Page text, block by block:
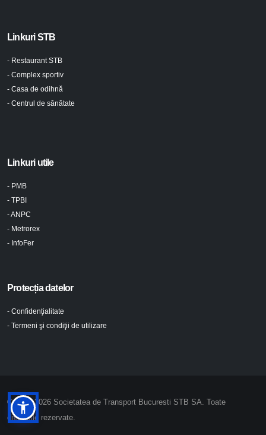
Linkuri STB
- Restaurant STB
- Complex sportiv
- Casa de odihnă
- Centrul de sănătate
Linkuri utile
- PMB
- TPBI
- ANPC
- Metrorex
- InfoFer
Protecția datelor
- Confidenţialitate
- Termeni şi condiţii de utilizare
© 2024-2026 Societatea de Transport Bucuresti STB SA. Toate
drepturile rezervate.